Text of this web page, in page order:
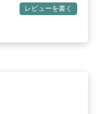
レビューを書く